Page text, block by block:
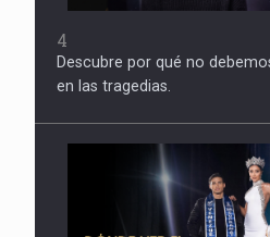
4
Descubre por qué no
en las tragedias.